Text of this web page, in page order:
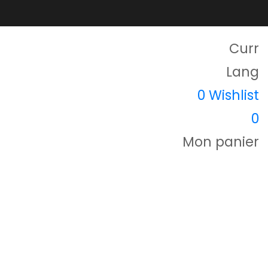
Curr
Lang
0 Wishlist
0
Mon panier